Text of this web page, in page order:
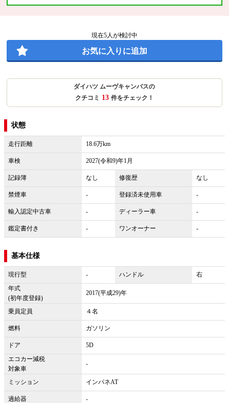
現在5人が検討中
お気に入りに追加
ダイハツ ムーヴキャンバスの
クチコミ 13 件をチェック！
状態
走行距離 18.6万km
車検 2027(令和9)年1月
記録簿 なし 修復歴 なし
禁煙車 - 登録済未使用車 -
輸入認定中古車 - ディーラー車 -
鑑定書付き - ワンオーナー -
基本仕様
現行型 - ハンドル
右
年式
(初年度登録)
2017(平成29)年
乗員定員 ４名
燃料 ガソリン
ドア
5D
エコカー減税
対象車
-
ミッション インパネAT
過給器 -